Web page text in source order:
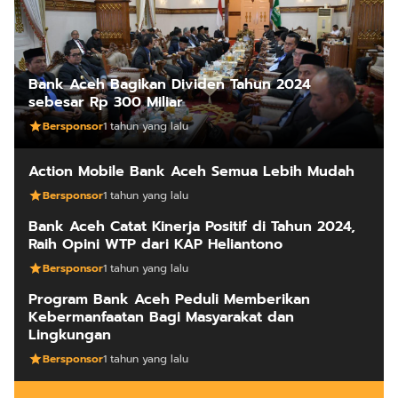
Bank Aceh Bagikan Dividen Tahun 2024
sebesar Rp 300 Miliar
Bersponsor1 tahun yang lalu
Action Mobile Bank Aceh Semua Lebih Mudah
Bersponsor1 tahun yang lalu
Bank Aceh Catat Kinerja Positif di Tahun 2024,
Raih Opini WTP dari KAP Heliantono
Bersponsor1 tahun yang lalu
Program Bank Aceh Peduli Memberikan
Kebermanfaatan Bagi Masyarakat dan
Lingkungan
Bersponsor1 tahun yang lalu